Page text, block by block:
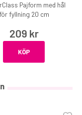
Pajform med hål
för fyllning 20 cm
209 kr
KÖP